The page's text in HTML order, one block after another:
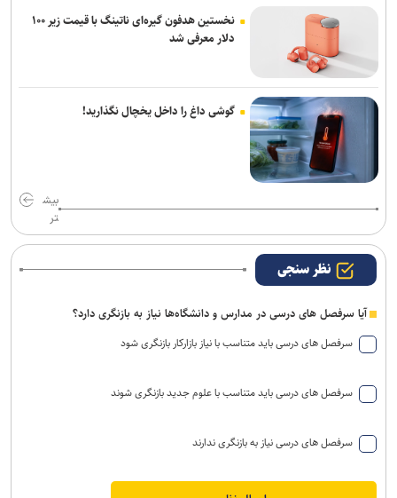
نخستین هدفون گیره‌ای ناتینگ با قیمت زیر ۱۰۰
دلار معرفی شد
گوشی داغ را داخل یخچال نگذارید!
بیش
تر
نظر سنجی
آیا سرفصل های درسی در مدارس و دانشگاه‌ها نیاز به بازنگری دارد؟
سرفصل های درسی باید متناسب با نیاز بازارکار بازنگری شود
سرفصل های درسی باید متناسب با علوم جدید بازنگری شوند
سرفصل های درسی نیاز به بازنگری ندارند